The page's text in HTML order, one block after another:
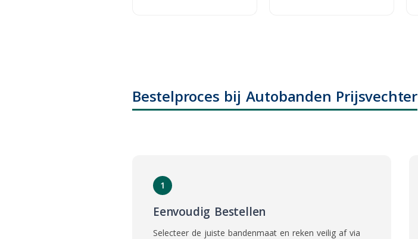
Bestelproces bij Autobanden Prijsvechter
1
Eenvoudig Bestellen
Selecteer de juiste bandenmaat en reken veilig af via